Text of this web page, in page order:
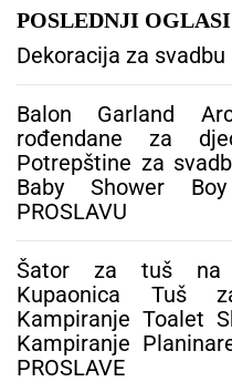
g
a
:
POSLEDNJI OGLASI
Dekoracija za svadbu
Balon Garland
rođendane za
Potrepštine za
Baby Shower
PROSLAVU
Šator za tuš na
Kupaonica Tuš
Kampiranje Toalet
Kampiranje
PROSLAVE